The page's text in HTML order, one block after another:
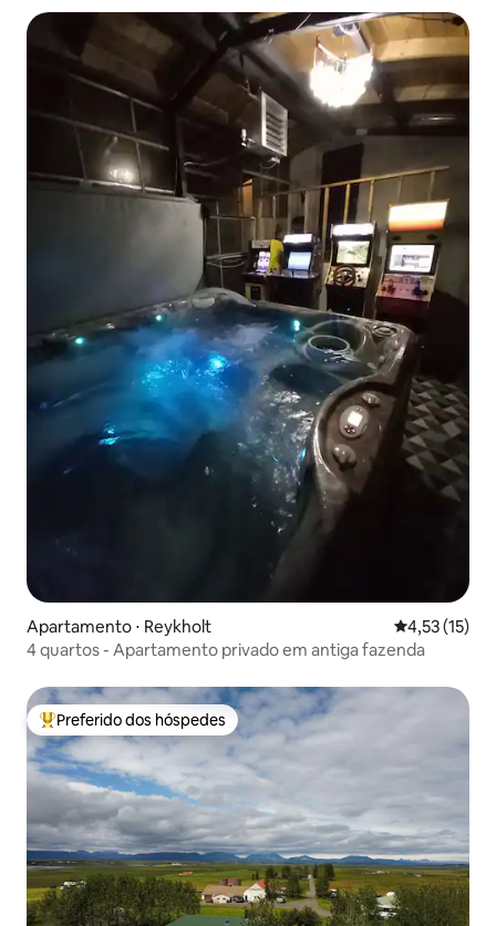
Apartamento ⋅ Reykholt 4,53 de uma
4,53 (15)
4 quartos - Apartamento privado em antiga fazenda
Entre os melhores preferidos dos hóspedes
Preferido dos hóspedes